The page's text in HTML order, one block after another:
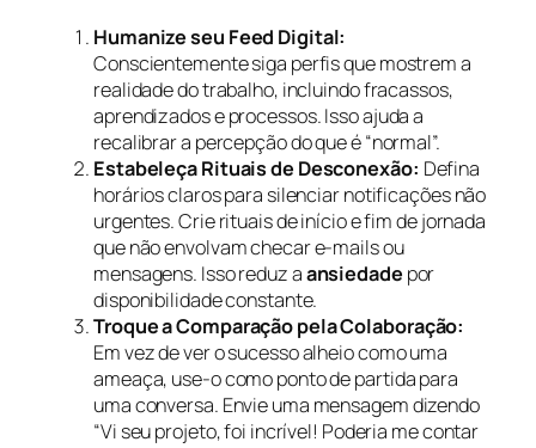
Humanize seu Feed Digital:
Conscientemente siga perfis que mostrem a
realidade do trabalho, incluindo fracassos,
aprendizados e processos. Isso ajuda a
recalibrar a percepção do que é “normal”.
Estabeleça Rituais de Desconexão: Defina
horários claros para silenciar notificações não
urgentes. Crie rituais de início e fim de jornada
que não envolvam checar e-mails ou
mensagens. Isso reduz aansiedade por
disponibilidade constante.
Troque a Comparação pela Colaboração:
Em vez de ver o sucesso alheio como uma
ameaça, use-o como ponto de partida para
uma conversa. Envie uma mensagem dizendo
“Vi seu projeto, foi incrível! Poderia me contar